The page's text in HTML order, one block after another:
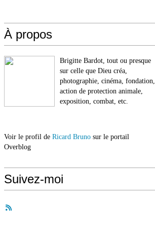
À propos
Brigitte Bardot, tout ou presque
sur celle que Dieu créa,
photographie, cinéma, fondation,
action de protection animale,
exposition, combat, etc.
Voir le profil de Ricard Bruno sur le portail
Overblog
Suivez-moi